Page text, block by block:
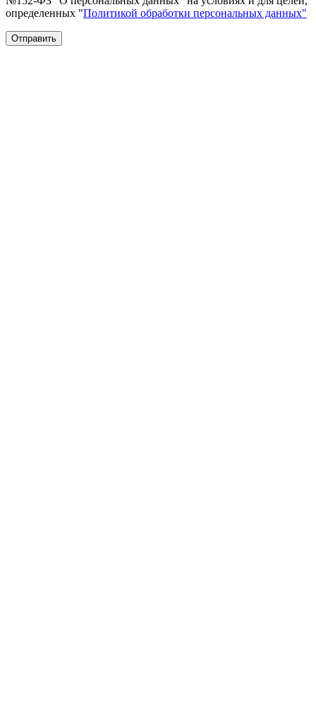
определенных "Политикой обработки персональных данных"
Отправить